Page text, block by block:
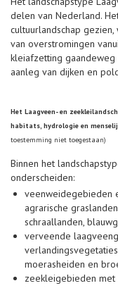
delen van Nederland.
cultuurlandschap
van overstromingen
kleiafzetting
aanleg van dijken en
Het Laagveen- en
habitats, hydrologie en
toestemming niet toegestaan)
Binnen het
onderscheiden:
veenweidegebieden
agrarische
schraallanden,
verveende
moerasheiden en
zeekleigebieden met